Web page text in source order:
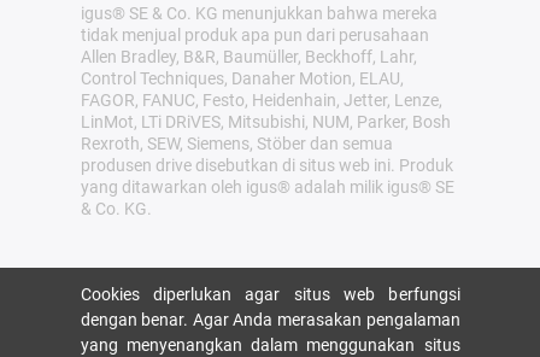
igus® SE & Co. KG menunjukkan bahwa mereka
tidak menjual produk apa pun dari perusahaan
Allen Bradley, B&R, Baumüller, Beckhoff, Lahr,
Control Techniques, Danaher Motion, ELAU,
FAGOR, FANUC, Festo, Heidenhain, Jetter, Lenze,
LinMot, LTi DRiVES, Mitsubishi, NUM, Parker, Bosh
Rexroth, SEW, Siemens, Stöber dan semua
produsen drive disebutkan di situs web ini. Produk
yang ditawarkan oleh igus® adalah milik igus® SE
& Co. KG.
Cookies diperlukan agar situs web berfungsi
dengan benar. Agar Anda merasakan pengalaman
yang menyenangkan dalam menggunakan situs